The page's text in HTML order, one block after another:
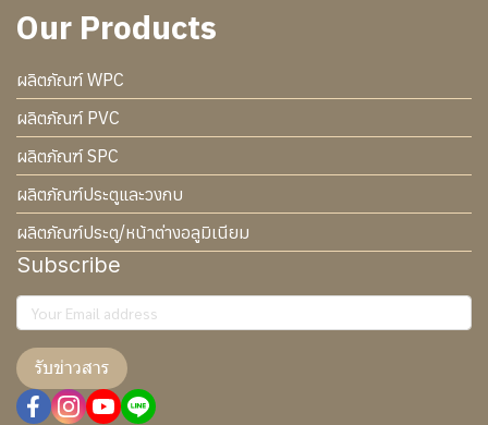
Our Products
ผลิตภัณฑ์ WPC
ผลิตภัณฑ์ PVC
ผลิตภัณฑ์ SPC
ผลิตภัณฑ์ประตูและวงกบ
ผลิตภัณฑ์ประตู/หน้าต่างอลูมิเนียม
Subscribe
รับข่าวสาร